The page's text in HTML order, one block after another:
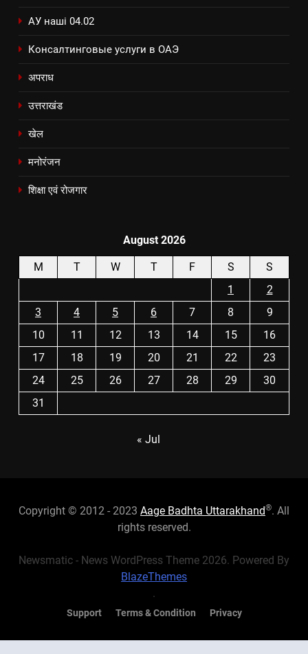
АУ наші 04.02
Консалтинговые услуги в ОАЭ
अपराध
उत्तराखंड
खेल
मनोरंजन
शिक्षा एवं रोजगार
August 2026
M T W T F S
S
1
2
3
4 5 6 7 8
9
10
11 12 13 14 15
16
17
18 19 20 21 22
23
24
25 26 27 28 29
30
31
« Jul
Copyright © 2012 - 2023 Aage Badhta Uttarakhand®. All
rights reserved.
Newsmatic - News WordPress Theme 2026. Powered By
BlazeThemes
.
Support Terms & Condition Privacy